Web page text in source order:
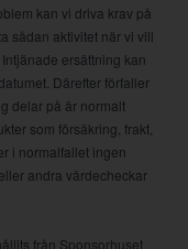
kan vi driva krav på
sådan aktivitet när vi vill
ersättning kan
Därefter förfaller
delar på är normalt
som försäkring, frakt,
i normalfallet ingen
andra värdecheckar
från Sponsorhuset